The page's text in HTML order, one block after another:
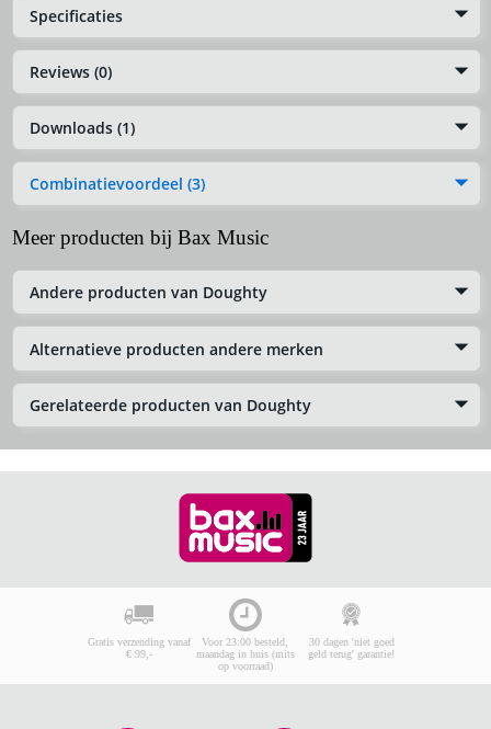
Specificaties
Reviews (0)
Downloads (1)
Combinatievoordeel (3)
Meer producten bij Bax Music
Andere producten van Doughty
Alternatieve producten andere merken
Gerelateerde producten van Doughty
Gratis verzending vanaf
€ 99,-
Voor 23:00 besteld,
maandag in huis (mits
op voorraad)
30 dagen 'niet goed
geld terug' garantie!